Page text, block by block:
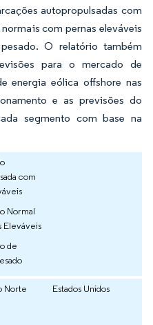
autopropulsadas com
com pernas eleváveis
O relatório também
para o mercado de
energia eólica offshore nas
e as previsões do
segmento com base na
com
Normal
Eleváveis
de
Norte Estados Unidos